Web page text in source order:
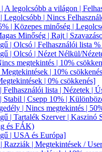
legolcsóbb a világon |
| Nincs
| Közepes minőség |
Minőség | Rajt |
| Olcsó | Felhasználói lista
| Olcsó | Nézet Nélkül/
megtekintés | 10%
| 10%
| 0% csökkenés]
lista | Nézetek |
| Csepp 10% |
| Nincs megtekintés |
| Tartalék Szerver | Kaszinó
és FÁK)
| USA és Európa]
Razziák | Megtekintések /